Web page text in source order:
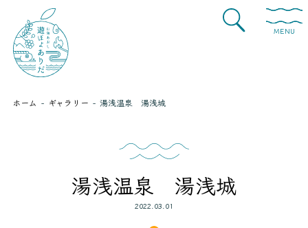
MENU
ホーム ギャラリー 湯浅温泉 湯浅城
湯浅温泉 湯浅城
2022.03.01